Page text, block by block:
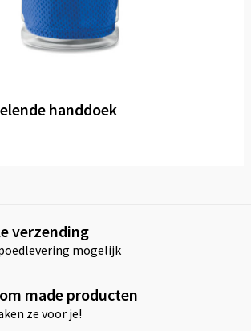
handdoek
verzending
mogelijk
made producten
ze voor je!